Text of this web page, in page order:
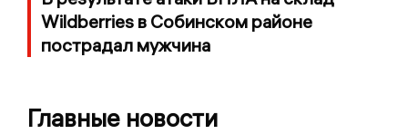
Wildberries в Собинском районе
пострадал мужчина
Главные новости